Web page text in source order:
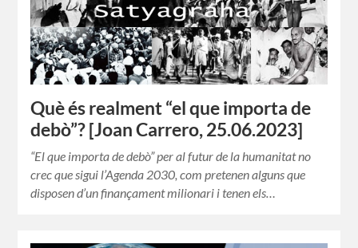
Què és realment “el que importa de
debò”? [Joan Carrero, 25.06.2023]
“El que importa de debò” per al futur de la humanitat no
crec que sigui l’Agenda 2030, com pretenen alguns que
disposen d’un finançament milionari i tenen els…